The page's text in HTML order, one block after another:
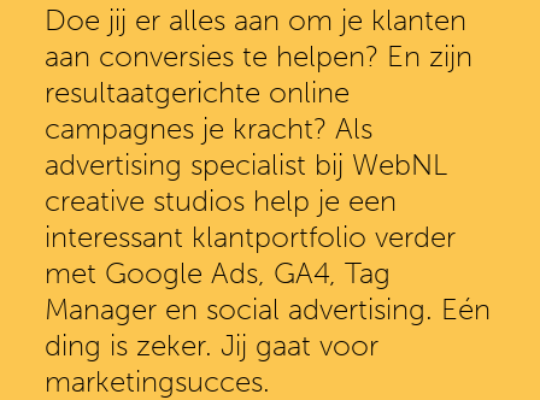
Doe jij er alles aan om je klanten
aan conversies te helpen? En zijn
resultaatgerichte online
campagnes je kracht? Als
advertising specialist bij WebNL
creative studios help je een
interessant klantportfolio verder
met Google Ads, GA4, Tag
Manager en social advertising. Eén
ding is zeker. Jij gaat voor
marketingsucces.